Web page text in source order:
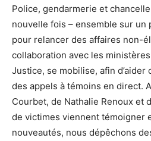
Police, gendarmerie et
nouvelle fois – ensemble sur un
pour relancer des affaires non-
collaboration avec les
Justice, se mobilise, afin d’aider
des appels à témoins en direct.
Courbet, de Nathalie Renoux et
de victimes viennent témoigner
nouveautés, nous dépêchons